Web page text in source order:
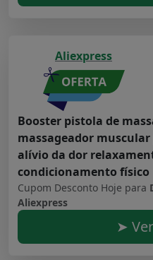
Aliexpress
Booster pistola de
massageador
alívio da dor
condicionamento físico
Cupom Desconto Hoje para
Aliexpress
➤